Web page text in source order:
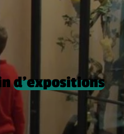
d’expositions